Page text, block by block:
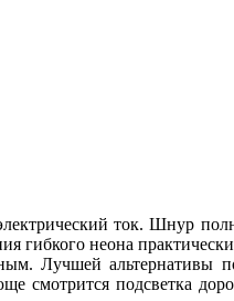
ток. Шнур
гибкого неона
Лучшей альтернативы
смотрится подсветка